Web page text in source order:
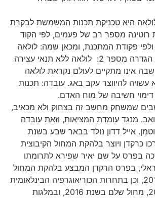
1: לולאה היא טכניקת תכנות המשמשת לבקרת
מספר רב של פעמים, לפי הקוד
פקודת המתכנת, ומכאן שמה: לולאה
שחוזרת על עצמה. הגדרה מספר 2: לולאה ללא תנאי עצירה
אינו מתקיים לעולם נקראת לולאה
להיווצר עקב באג. עובדה: תכנות
חשיבה של מוח האדם.
שמשחק מחשב זה בצחוק ולא מכאיב,
מנגד עומדת המציאות, וזאת עובדה
אייל דדון נולד בבאר שבע בשנת
כרקדן ויוצר בלהקת המחול הקיבוצית
זכה בפרס על שם יאיר שפירא לתרומתו
בפרס הרקדן המבצע בלהקת המחול
הקיבוצית לשנת 2014, וכן בתחרות הכוריאוגרפיה הבינלאומית
בהנובר בשנת 2015, מחול שלם בשנת 2016, ובמלגות